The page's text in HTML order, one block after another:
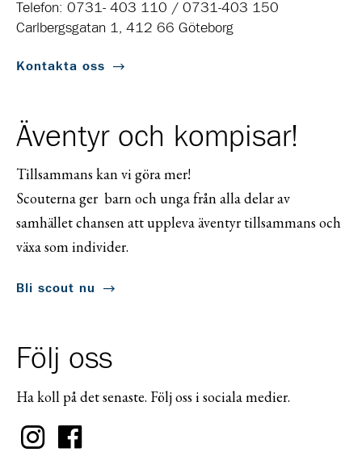
Telefon: 0731- 403 110 / 0731-403 150
Carlbergsgatan 1, 412 66 Göteborg
Kontakta oss
Äventyr och kompisar!
Tillsammans kan vi göra mer!
Scouterna ger barn och unga från alla delar av
samhället chansen att uppleva äventyr tillsammans och
växa som individer.
Bli scout nu
Följ oss
Ha koll på det senaste. Följ oss i sociala medier.